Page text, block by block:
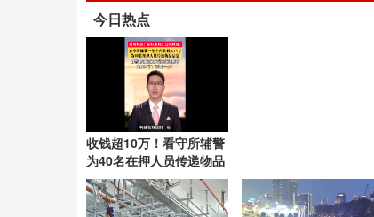
今日热点
收钱超10万！看守所辅警
为40名在押人员传递物品